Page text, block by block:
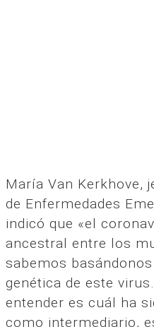
María Van Kerkhove,
de Enfermedades
indicó que «el
ancestral entre los
sabemos
genética de este
entender es cuál ha
como intermediario,